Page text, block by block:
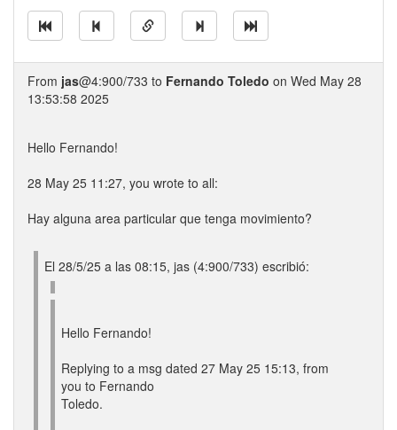
From jas@4:900/733 to Fernando Toledo on Wed May 28
13:53:58 2025
Hello Fernando!
28 May 25 11:27, you wrote to all:
Hay alguna area particular que tenga movimiento?
El 28/5/25 a las 08:15, jas (4:900/733) escribió:
Hello Fernando!
Replying to a msg dated 27 May 25 15:13, from
you to Fernando
Toledo.